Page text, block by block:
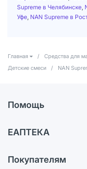
Supreme в Челябинске
Уфе NAN Supreme в
Главная / Средства для
Детские смеси
/ NAN
Помощь
Самовывоз из аптек
ЕАПТЕКА
Карьера
Покупателям